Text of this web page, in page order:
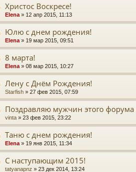
Христос Воскресе!
Elena » 12 апр 2015, 11:13
Юлю с днем рождения!
Elena » 19 мар 2015, 09:51
8 марта!
Elena » 08 мар 2015, 10:27
Лену с Днём Рождения!
Starfish » 27 фев 2015, 07:59
Поздравляю мужчин этого форума
vinta » 23 фев 2015, 23:22
Таню с днем рождения!
Elena » 19 янв 2015, 11:34
C наступающим 2015!
tatyanapnz » 23 дек 2014, 13:24